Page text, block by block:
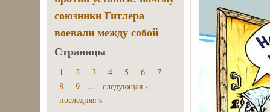
союзники Гитлера
воевали между собой
Страницы
1 2 3 4 5 6
7
8
9 …
следующая ›
последняя »